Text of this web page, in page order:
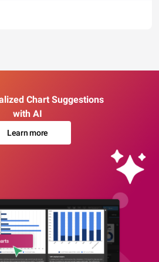
Chart Suggestions
with AI
Learn more